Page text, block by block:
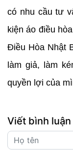
có nhu cầu tư
kiện áo điều
Điều Hòa Nhật
làm giả, làm
quyền lợi của
Viết bình luận